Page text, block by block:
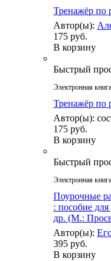
Тренажёр по
Автор(ы):
175 руб.
В корзину
Быстрый
Электронная книга
Тренажёр по
Автор(ы):
175 руб.
В корзину
Быстрый
Электронная книга
Поурочные
: пособие
др. (М.:
Автор(ы):
395 руб.
В корзину